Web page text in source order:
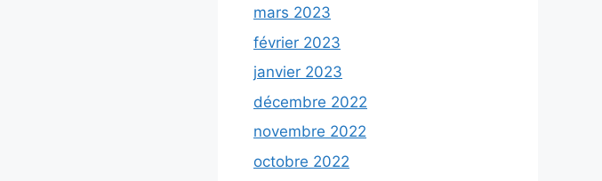
mars 2023
février 2023
janvier 2023
décembre 2022
novembre 2022
octobre 2022